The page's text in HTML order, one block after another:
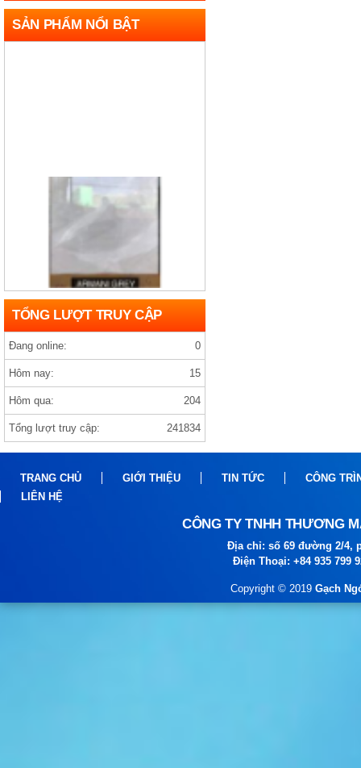
SẢN PHẨM NỔI BẬT
Gạch india D1200×1200 ARMANY GREY
Gạch india 1000×1000 ANVI BIANCO
TỔNG LƯỢT TRUY CẬP
Đang online: 0
Hôm nay: 15
Hôm qua: 204
Tổng lượt truy cập: 241834
TRANG CHỦ GIỚI THIỆU TIN TỨC
CÔNG
LIÊN HỆ
CÔNG TY TNHH THƯƠNG
Địa chỉ: số 69 đường 2/4,
Điện Thoại: +84 935 799
Copyright © 2019 Gạch